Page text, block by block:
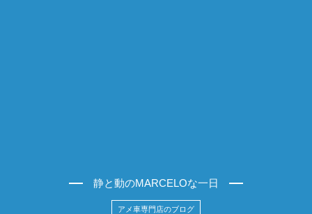
静と動のMARCELOな一日
アメ車専門店のブログ